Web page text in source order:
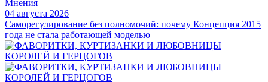
Мнения
04 августа 2026
Саморегулирование без полномочий: почему Концепция 2015
года не стала работающей моделью